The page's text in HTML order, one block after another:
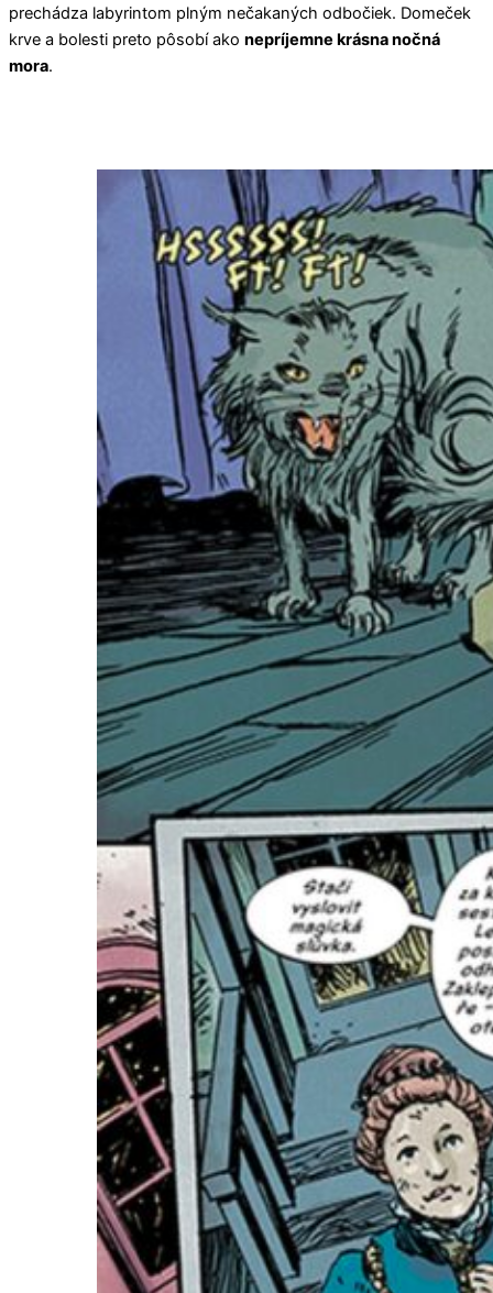
prechádza labyrintom plným nečakaných odbočiek. Domeček
krve a bolesti preto pôsobí ako nepríjemne krásna nočná
mora.